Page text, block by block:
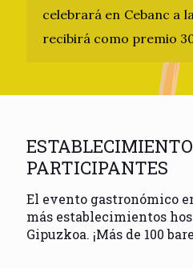
celebrará en Cebanc a
recibirá como premio
PARTICIPANTES
El evento gastronómico
más establecimientos
Gipuzkoa. ¡Más de 100